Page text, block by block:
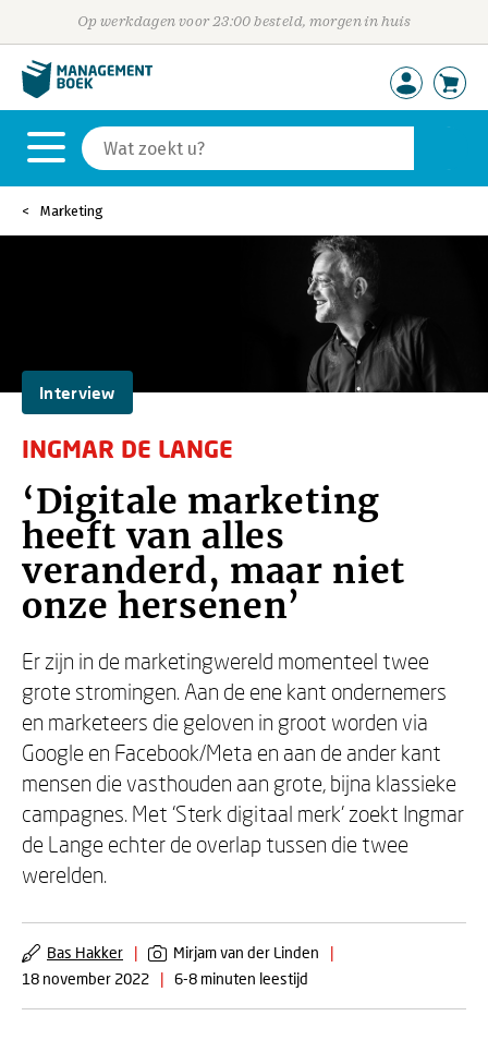
Op werkdagen voor 23:00 besteld, morgen in huis
Marketing
Interview
INGMAR DE LANGE
‘Digitale marketing
heeft van alles
veranderd, maar niet
onze hersenen’
Er zijn in de marketingwereld momenteel twee
grote stromingen. Aan de ene kant ondernemers
en marketeers die geloven in groot worden via
Google en Facebook/Meta en aan de ander kant
mensen die vasthouden aan grote, bijna klassieke
campagnes. Met ‘Sterk digitaal merk’ zoekt Ingmar
de Lange echter de overlap tussen die twee
werelden.
Bas Hakker | Mirjam van der Linden
|
18 november 2022
| 6-8 minuten leestijd